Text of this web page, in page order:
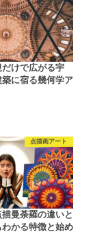
けで広がる宇
に宿る幾何学ア
点描画アート
曼荼羅の違いと
かる特徴と始め